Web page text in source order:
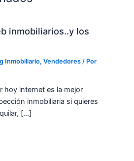
inmobiliarios..y los
Inmobiliario,Vendedores / Por
hoy internet es la mejor
inmobiliaria si quieres
[…]